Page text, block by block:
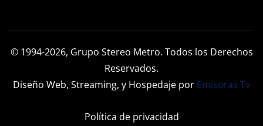
© 1994-2026, Grupo Stereo Metro. Todos los Derechos